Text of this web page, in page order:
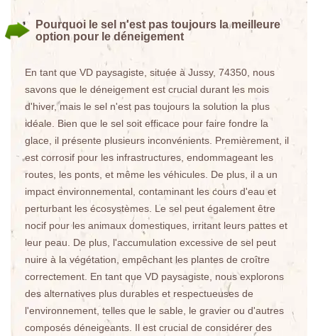
Pourquoi le sel n'est pas toujours la meilleure
option pour le déneigement
En tant que VD paysagiste, située à Jussy, 74350, nous
savons que le déneigement est crucial durant les mois
d'hiver, mais le sel n'est pas toujours la solution la plus
idéale. Bien que le sel soit efficace pour faire fondre la
glace, il présente plusieurs inconvénients. Premièrement, il
est corrosif pour les infrastructures, endommageant les
routes, les ponts, et même les véhicules. De plus, il a un
impact environnemental, contaminant les cours d'eau et
perturbant les écosystèmes. Le sel peut également être
nocif pour les animaux domestiques, irritant leurs pattes et
leur peau. De plus, l'accumulation excessive de sel peut
nuire à la végétation, empêchant les plantes de croître
correctement. En tant que VD paysagiste, nous explorons
des alternatives plus durables et respectueuses de
l'environnement, telles que le sable, le gravier ou d'autres
composés déneigeants. Il est crucial de considérer des